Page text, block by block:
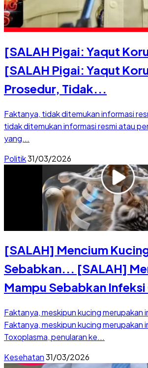
[SALAH Pigai: Yaqut
[SALAH Pigai: Yaqut
Prosedur, Tidak...
Faktanya, tidak ditemukan informasi
tidak ditemukan informasi resmi atau
yang...
Politik31/03/2026
[SALAH] Mencium
Sebabkan... [SALAH]
Mampu Sebabkan
Faktanya, meskipun kucing merupakan
Faktanya, meskipun kucing merupakan
Toxoplasma, penularan ke...
Kesehatan31/03/2026